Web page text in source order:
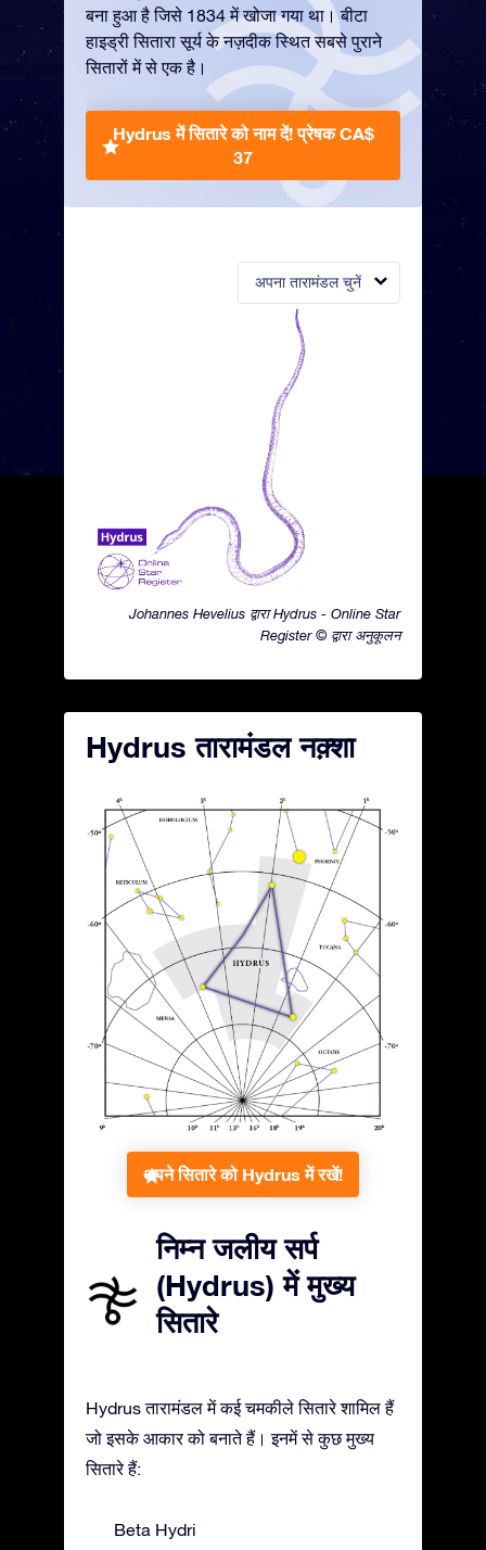
अपना तारामंडल चुनें
Johannes Hevelius द्वारा Hydrus - Online Star
Register © द्वारा अनुकूलन
बना हुआ है जिसे 1834 में खोजा गया था। बीटा
हाइड्री सितारा सूर्य के नज़दीक स्थित सबसे पुराने
सितारों में से एक है।
Hydrus में सितारे को नाम दें!प्रेषक CA$
37
Hydrus तारामंडल नक़्शा
अपने सितारे को Hydrus में रखें!
निम्न जलीय सर्प
(Hydrus) में मुख्य
सितारे
Hydrus तारामंडल में कई चमकीले सितारे शामिल हैं
जो इसके आकार को बनाते हैं। इनमें से कुछ मुख्य
सितारे हैं:
Beta Hydri